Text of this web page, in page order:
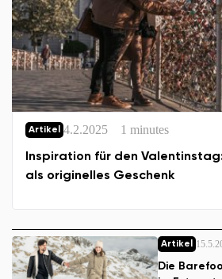
Artikel 4.2.2025 1 minutes
Inspiration für den
als originelles Geschenk
Artikel
Die